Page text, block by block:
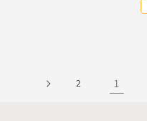
1
2